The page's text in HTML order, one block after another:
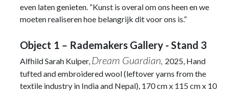
even laten genieten. “Kunst is overal om ons heen en we
moeten realiseren hoe belangrijk dit voor ons is.”
Object 1 – Rademakers Gallery - Stand 3
Alfhild Sarah Kulper, Dream Guardian, 2025, Hand
tufted and embroidered wool (leftover yarns from the
textile industry in India and Nepal), 170 cm x 115 cm x 10